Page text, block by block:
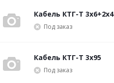
Кабель КТГ-Т 3х6+2х4
Под заказ
Кабель КТГ-Т 3х95
Под заказ